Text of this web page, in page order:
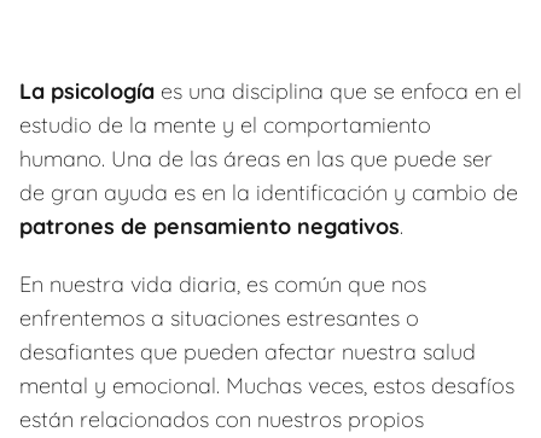
La psicología es una disciplina que se enfoca en el
estudio de la mente y el comportamiento
humano. Una de las áreas en las que puede ser
de gran ayuda es en la identificación y cambio de
patrones de pensamiento negativos.
En nuestra vida diaria, es común que nos
enfrentemos a situaciones estresantes o
desafiantes que pueden afectar nuestra salud
mental y emocional. Muchas veces, estos desafíos
están relacionados con nuestros propios